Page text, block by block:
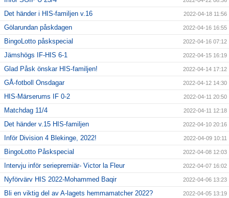
Det händer i HIS-familjen v.16 2022-04-18 11:56
Gölarundan påskdagen 2022-04-16 16:55
BingoLotto påskspecial 2022-04-16 07:12
Jämshögs IF-HIS 6-1 2022-04-15 16:19
Glad Påsk önskar HIS-familjen! 2022-04-14 17:12
GÅ-fotboll Onsdagar 2022-04-12 14:30
HIS-Märserums IF 0-2 2022-04-11 20:50
Matchdag 11/4 2022-04-11 12:18
Det händer v.15 HIS-familjen 2022-04-10 20:16
Inför Division 4 Blekinge, 2022! 2022-04-09 10:11
BingoLotto Påskspecial 2022-04-08 12:03
Intervju inför seriepremiär- Victor la Fleur 2022-04-07 16:02
Nyförvärv HIS 2022-Mohammed Baqir 2022-04-06 13:23
Bli en viktig del av A-lagets hemmamatcher 2022? 2022-04-05 13:19